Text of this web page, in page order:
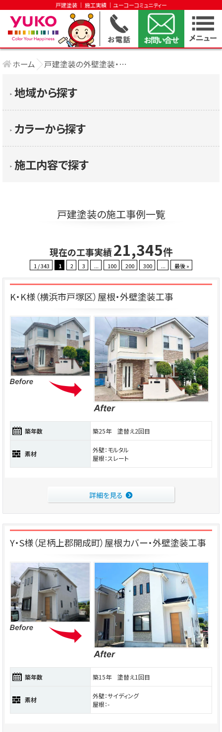
戸建塗装 │ 施工実績 │ユーコーコミュニティー
ホーム 戸建塗装の外壁塗装・屋根塗装
▶︎ 施工内容で探す
▶︎ カラーから探す
▶︎ 地域から探す
戸建塗装の施工事例一覧
現在の工事実績21,345件
1 / 343 1 2 3 ... 100 200 300 ... 最後 »
K・K様（横浜市戸塚区）屋根・外壁塗装工事
築年数 築25年 塗替え2回目
素材
外壁：モルタル
屋根：スレート
詳細を見る
Y・S様（足柄上郡開成町）屋根カバー・外壁塗装工事
築年数 築15年 塗替え1回目
素材
外壁：サイディング
屋根：-